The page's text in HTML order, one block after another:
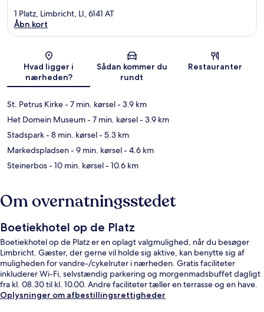
Kort
1 Platz, Limbricht, LI, 6141 AT
Åbn kort
Hvad ligger i
nærheden?
Sådan kommer du
rundt
Restauranter
St. Petrus Kirke- 7 min. kørsel- 3.9 km
Het Domein Museum- 7 min. kørsel- 3.9 km
Stadspark- 8 min. kørsel- 5.3 km
Markedspladsen- 9 min. kørsel- 4.6 km
Steinerbos- 10 min. kørsel- 10.6 km
Om overnatningsstedet
Boetiekhotel op de Platz
Boetiekhotel op de Platz er en oplagt valgmulighed, når du besøger
Limbricht. Gæster, der gerne vil holde sig aktive, kan benytte sig af
muligheden for vandre-/cykelruter i nærheden. Gratis faciliteter
inkluderer Wi-Fi, selvstændig parkering og morgenmadsbuffet dagligt
fra kl. 08.30 til kl. 10.00. Andre faciliteter tæller en terrasse og en have.
Oplysninger om afbestillingsrettigheder